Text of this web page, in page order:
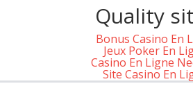
Quality
Bonus Casino En
Jeux Poker En
Casino En Ligne
Site Casino En